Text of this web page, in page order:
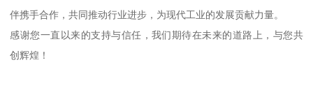
伴携手合作，共同推动行业进步，为现代工业的发展贡献力量。
感谢您一直以来的支持与信任，我们期待在未来的道路上，与您共
创辉煌！